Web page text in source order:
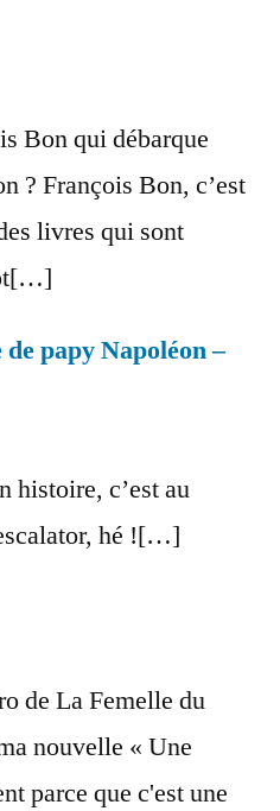
Bon qui débarque
? François Bon, c’est
livres qui sont
papy Napoléon –
histoire, c’est au
hé ![…]
de La Femelle du
nouvelle « Une
parce que c'est une